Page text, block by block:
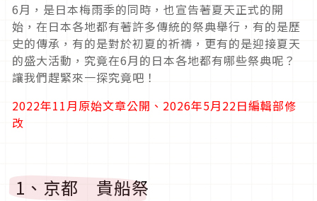
6月，是日本梅雨季的同時，也宣告著夏天正式的開
始，在日本各地都有著許多傳統的祭典舉行，有的是歷
史的傳承，有的是對於初夏的祈禱，更有的是迎接夏天
的盛大活動，究竟在6月的日本各地都有哪些祭典呢？
讓我們趕緊來一探究竟吧！
2022年11月原始文章公開、2026年5月22日編輯部修
改
1、京都 貴船祭